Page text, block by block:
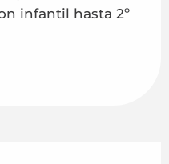
infantil hasta 2º